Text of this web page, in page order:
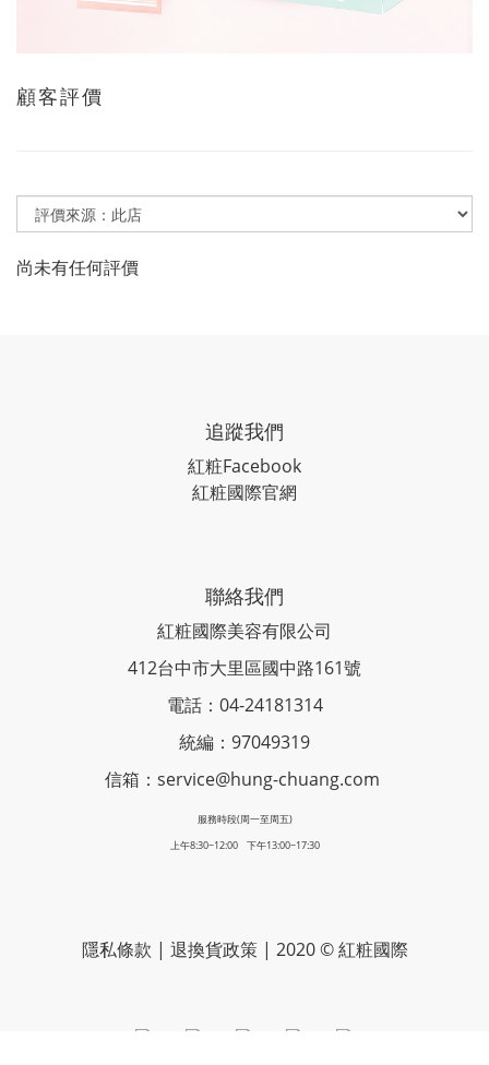
顧客評價
尚未有任何評價
追蹤我們
紅粧Facebook
紅粧國際官網
聯絡我們
紅粧國際美容有限公司
412台中市大里區國中路161號
電話：04-24181314
統編：97049319
信箱：service@hung-chuang.com
服務時段(周一至周五)
上午8:30~12:00 下午13:00~17:30
隱私條款 | 退換貨政策| 2020 © 紅粧國際